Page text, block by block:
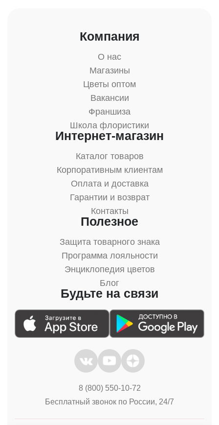
Компания
О нас
Магазины
Цветы оптом
Вакансии
Франшиза
Школа флористики
Интернет-магазин
Каталог товаров
Корпоративным клиентам
Оплата и доставка
Гарантии и возврат
Контакты
Полезное
Защита товарного знака
Программа лояльности
Энциклопедия цветов
Блог
Будьте на связи
8 (800) 550-10-72
Бесплатный звонок по России, 24/7